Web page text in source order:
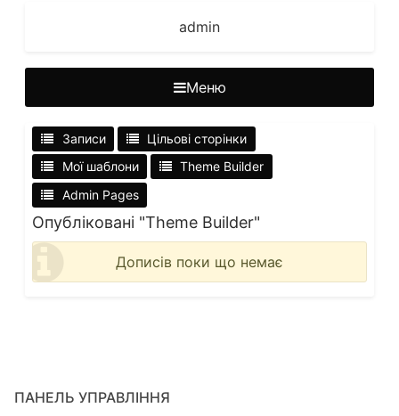
admin
Меню
Записи
Цільові сторінки
Мої шаблони
Theme Builder
Admin Pages
Опубліковані "Theme Builder"
Дописів поки що немає
ПАНЕЛЬ УПРАВЛІННЯ